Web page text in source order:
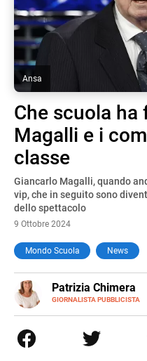
Ansa
Che scuola ha
Magalli e i
classe
Giancarlo Magalli, quando
vip, che in seguito sono
dello spettacolo
9 Ottobre 2024
Mondo Scuola News
Patrizia Chimera
GIORNALISTA PUBBLICISTA
E-
MAIL
LINKEDIN
collaborato con
comunicazione